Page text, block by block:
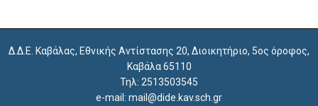
Δ.Δ.Ε. Καβάλας, Εθνικής Αντίστασης 20, Διοικητήριο, 5ος όροφος,
Καβάλα 65110
Τηλ: 2513503545
e-mail: mail@dide.kav.sch.gr